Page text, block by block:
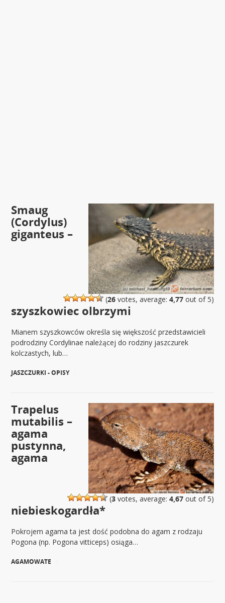
(26votes, average: 4,77out of 5)
Smaug
(Cordylus)
giganteus –
szyszkowiec olbrzymi
Mianem szyszkowców określa się większość przedstawicieli
podrodziny Cordylinae należącej do rodziny jaszczurek
kolczastych, lub…
JASZCZURKI - OPISY
(3votes, average: 4,67out of 5)
Trapelus
mutabilis –
agama
pustynna,
agama
niebieskogardła*
Pokrojem agama ta jest dość podobna do agam z rodzaju
Pogona (np. Pogona vitticeps) osiąga…
AGAMOWATE